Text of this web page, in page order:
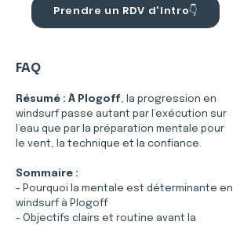
Prendre un RDV d'Intro👇
FAQ
Résumé : À Plogoff, la progression en
windsurf passe autant par l’exécution sur
l’eau que par la préparation mentale pour
le vent, la technique et la confiance.
Sommaire :
- Pourquoi la mentale est déterminante en
windsurf à Plogoff
- Objectifs clairs et routine avant la